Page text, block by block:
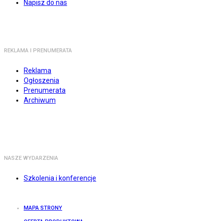
Napisz do nas
REKLAMA I PRENUMERATA
Reklama
Ogłoszenia
Prenumerata
Archiwum
NASZE WYDARZENIA
Szkolenia i konferencje
MAPA STRONY